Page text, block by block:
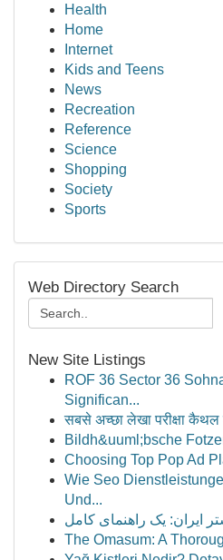
Health
Home
Internet
Kids and Teens
News
Recreation
Reference
Science
Shopping
Society
Sports
Web Directory Search
New Site Listings
ROF 36 Sector 36
Significan...
सबसे अच्छा लेखा परीक्षा कैथल
Bildh&uuml;bsche
Choosing Top Pop Ad
Wie Seo
Und...
ایران: یک راهنمای کامل
The Omasum: A